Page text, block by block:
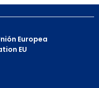
Europea
EU